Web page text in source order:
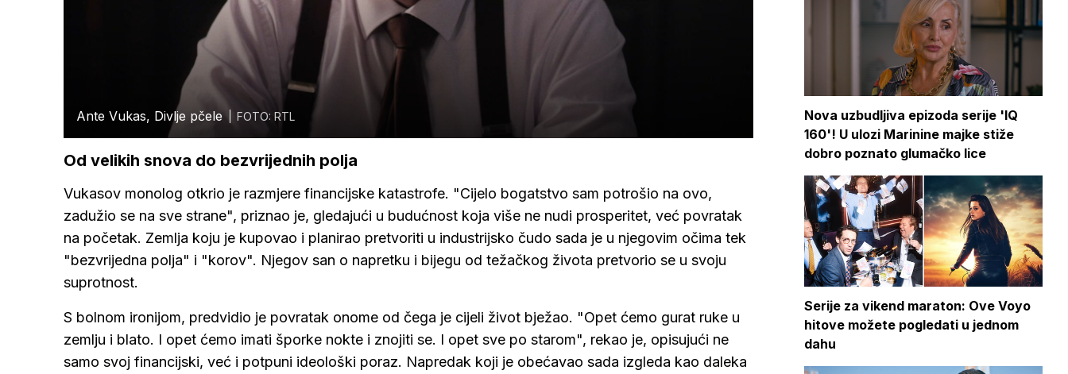
Ante Vukas, Divlje pčele FOTO: RTL
Od velikih snova do bezvrijednih polja
Vukasov monolog otkrio je razmjere financijske katastrofe. "Cijelo bogatstvo sam potrošio na ovo,
zadužio se na sve strane", priznao je, gledajući u budućnost koja više ne nudi prosperitet, već povratak
na početak. Zemlja koju je kupovao i planirao pretvoriti u industrijsko čudo sada je u njegovim očima tek
"bezvrijedna polja" i "korov". Njegov san o napretku i bijegu od težačkog života pretvorio se u svoju
suprotnost.
S bolnom ironijom, predvidio je povratak onome od čega je cijeli život bježao. "Opet ćemo gurat ruke u
zemlju i blato. I opet ćemo imati šporke nokte i znojiti se. I opet sve po starom", rekao je, opisujući ne
samo svoj financijski, već i potpuni ideološki poraz. Napredak koji je obećavao sada izgleda kao daleka
Nova uzbudljiva epizoda serije 'IQ
160'! U ulozi Marinine majke stiže
dobro poznato glumačko lice
Serije za vikend maraton: Ove Voyo
hitove možete pogledati u jednom
dahu